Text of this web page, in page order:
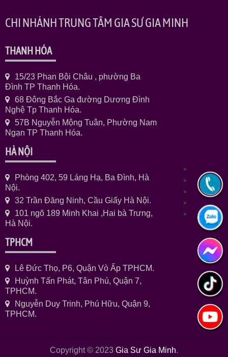
CHI NHÁNH TRUNG TÂM GIA SƯ GIA MINH
THANH HÓA
15/23 Phan Bội Châu , phường Ba
Đình TP Thanh Hóa.
68 Đông Bắc Ga đường Dương Đình
Nghệ Tp Thanh Hóa.
57B Nguyễn Mộng Tuân, Phường Nam
Ngạn TP Thanh Hóa.
HÀ NỘI
Phòng 402, 59 Láng Hạ, Ba Đình, Hà
Nội.
32 Trần Đăng Ninh, Cầu Giấy Hà Nội.
101 ngõ 189 Minh Khai ,Hai bà Trưng,
Hà Nội.
TPHCM
Lê Đức Thọ, P6, Quận Vò Ấp TPHCM.
Huỳnh Tấn Phát, Tân Phú, Quận 7,
TPHCM.
Nguyễn Duy Trinh, Phú Hữu, Quận 9,
TPHCM.
Copyright © 2023 Gia Sư Gia Minh.